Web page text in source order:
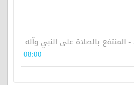
مصباح الهداية 300 - المنتفع بالصلاة على النبي وآله
08:00